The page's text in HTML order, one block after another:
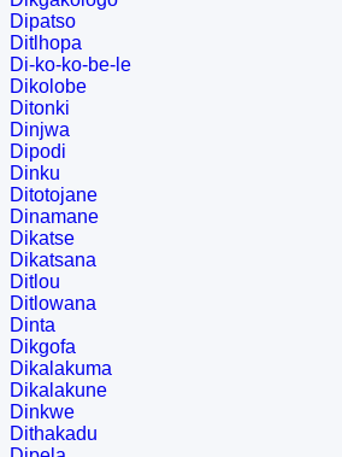
Dipatso
Ditlhopa
Di-ko-ko-be-le
Dikolobe
Ditonki
Dinjwa
Dipodi
Dinku
Ditotojane
Dinamane
Dikatse
Dikatsana
Ditlou
Ditlowana
Dinta
Dikgofa
Dikalakuma
Dikalakune
Dinkwe
Dithakadu